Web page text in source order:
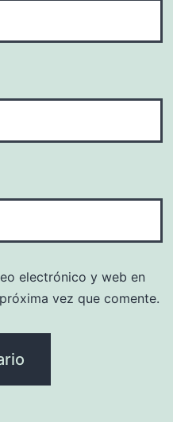
electrónico y web en
vez que comente.